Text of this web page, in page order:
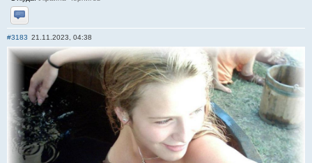
Отправить личное сообщение
#3183 21.11.2023, 04:38